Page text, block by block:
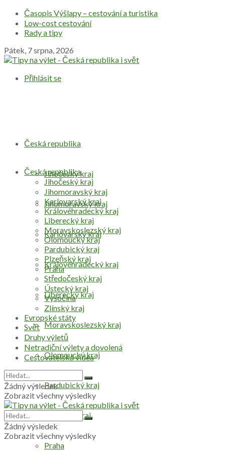
Časopis Výšlapy – cestování a turistika
Low-cost cestování
Rady a tipy
Pátek, 7 srpna, 2026
Přihlásit se
Česká republika
Jihočeský kraj
Jihomoravský kraj
Karlovarský kraj
Královéhradecký kraj
Liberecký kraj
Moravskoslezský kraj
Olomoucký kraj
Pardubický kraj
Plzeňský kraj
Praha
Česká republika
Jihočeský kraj
Jihomoravský kraj
Karlovarský kraj
Královéhradecký kraj
Liberecký kraj
Moravskoslezský kraj
Olomoucký kraj
Pardubický kraj
Plzeňský kraj
Praha
Středočeský kraj
Ústecký kraj
Vysočina
Zlínský kraj
Evropské státy
Svět
Druhy výletů
Netradiční výlety a dovolená
Cestovatelská videa
Žádný výsledek
Zobrazit všechny výsledky
Žádný výsledek
Zobrazit všechny výsledky